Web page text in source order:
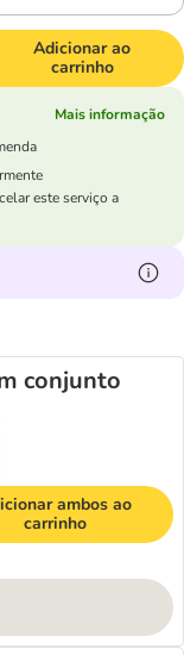
Adicionar ao
carrinho
Mais informação
este serviço a
conjunto
ambos ao
carrinho